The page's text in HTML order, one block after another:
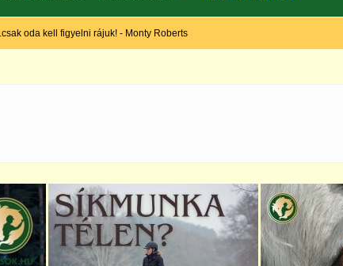
oda kell figyelni rájuk! - Monty Roberts